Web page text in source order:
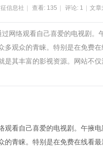
信息社 查看: 135 评论: 1 文章
网络观看自己喜爱的电视剧。
观众的青睐。特别是在免费
其丰富的影视资源。网站不
看自己喜爱的电视剧。午掖
青睐。特别是在免费在线看